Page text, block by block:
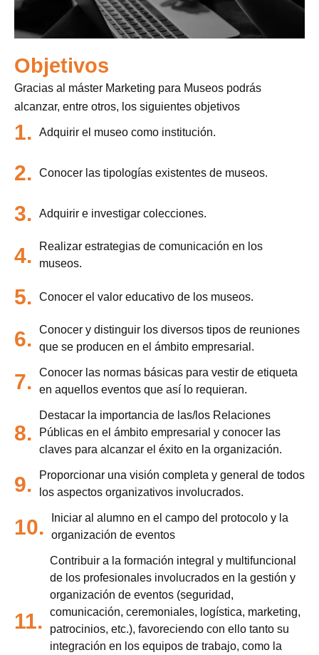
Objetivos
Gracias al máster Marketing para Museos podrás
alcanzar, entre otros, los siguientes objetivos
1. Adquirir el museo como institución.
2. Conocer las tipologías existentes de museos.
3. Adquirir e investigar colecciones.
4.
Realizar estrategias de comunicación en los
museos.
5. Conocer el valor educativo de los museos.
6.
Conocer y distinguir los diversos tipos de reuniones
que se producen en el ámbito empresarial.
7.
Conocer las normas básicas para vestir de etiqueta
en aquellos eventos que así lo requieran.
8.
Destacar la importancia de las/los Relaciones
Públicas en el ámbito empresarial y conocer las
claves para alcanzar el éxito en la organización.
9.
Proporcionar una visión completa y general de todos
los aspectos organizativos involucrados.
10.
Iniciar al alumno en el campo del protocolo y la
organización de eventos
11.
Contribuir a la formación integral y multifuncional
de los profesionales involucrados en la gestión y
organización de eventos (seguridad,
comunicación, ceremoniales, logística, marketing,
patrocinios, etc.), favoreciendo con ello tanto su
integración en los equipos de trabajo, como la